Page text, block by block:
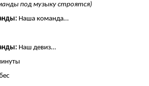
под музыку строятся)
Наша команда…
Наш девиз…